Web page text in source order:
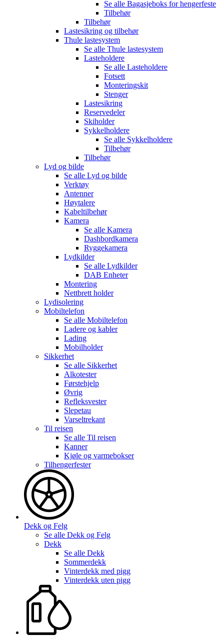
Se alle Bagasjeboks for hengerfeste
Tilbehør
Tilbehør
Lastesikring og tilbehør
Thule lastesystem
Se alle Thule lastesystem
Lasteholdere
Se alle Lasteholdere
Fotsett
Monteringskit
Stenger
Lastesikring
Reservedeler
Skiholder
Sykkelholdere
Se alle Sykkelholdere
Tilbehør
Tilbehør
Lyd og bilde
Se alle Lyd og bilde
Verktøy
Antenner
Høytalere
Kabeltilbehør
Kamera
Se alle Kamera
Dashbordkamera
Ryggekamera
Lydkilder
Se alle Lydkilder
DAB Enheter
Montering
Nettbrett holder
Lydisolering
Mobiltelefon
Se alle Mobiltelefon
Ladere og kabler
Lading
Mobilholder
Sikkerhet
Se alle Sikkerhet
Alkotester
Førstehjelp
Øvrig
Refleksvester
Slepetau
Varseltrekant
Til reisen
Se alle Til reisen
Kanner
Kjøle og varmebokser
Tilhengerfester
Dekk og Felg
Se alle Dekk og Felg
Dekk
Se alle Dekk
Sommerdekk
Vinterdekk med pigg
Vinterdekk uten pigg